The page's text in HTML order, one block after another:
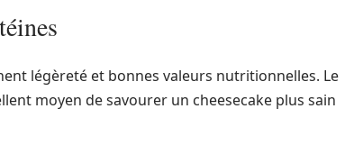
légèreté et bonnes valeurs nutritionnelles. Le
moyen de savourer un cheesecake plus sain